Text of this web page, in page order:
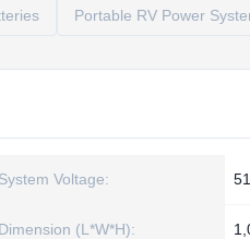
Portable RV Power
System Voltage:
Dimension (L*W*H):